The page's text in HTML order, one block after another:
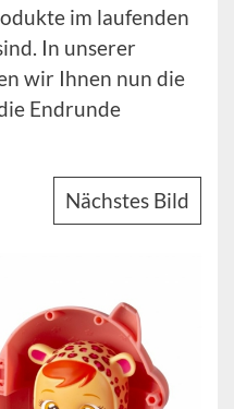
im laufenden
In unserer
wir Ihnen nun die
Endrunde
Nächstes Bild